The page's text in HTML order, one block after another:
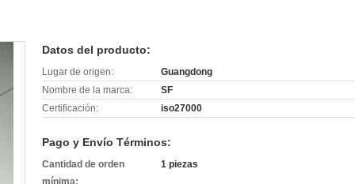
Datos del producto:
Lugar de origen:
Guangdong
Nombre de la marca:
SF
Certificación:
iso27000
Pago y Envío Términos:
Cantidad de orden
mínima:
1 piezas